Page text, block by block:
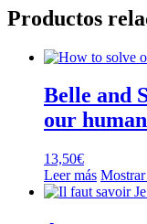
Productos
Belle and
our
13,50€
Leer más